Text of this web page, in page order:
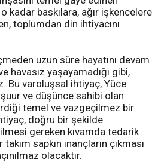
kadar baskılara, ağır işkencelere
toplumdan din ihtiyacını
uzun süre hayatını devam
havasız yaşayamadığı gibi,
Bu varoluşsal ihtiyaç, Yüce
şuur ve düşünce sahibi olan
temel ve vazgeçilmez bir
doğru bir şekilde
gereken kıvamda tedarik
sapkın inançların çıkması
olacaktır.